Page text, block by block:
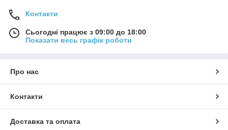
Контакти
Сьогодні працює з 09:00 до 18:00
Показати весь графік роботи
Про нас
Контакти
Доставка та оплата